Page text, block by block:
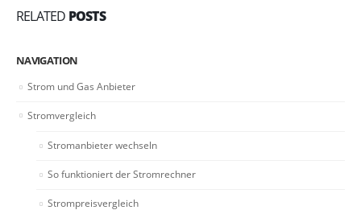
RELATED POSTS
NAVIGATION
Strom und Gas Anbieter
Stromvergleich
Stromanbieter wechseln
So funktioniert der Stromrechner
Strompreisvergleich